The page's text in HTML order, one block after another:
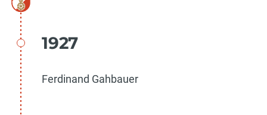
1927
Ferdinand Gahbauer